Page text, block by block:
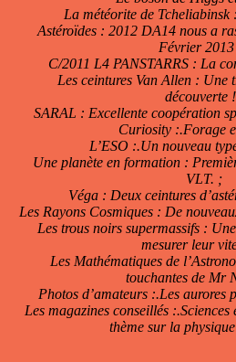
La météorite de Tcheliabinsk
Astéroïdes : 2012 DA14 nous a
Février
C/2011 L4 PANSTARRS : La
Les ceintures Van Allen : Une
découverte
SARAL : Excellente coopération
Curiosity :.Forage
L’ESO :.Un nouveau
Une planète en formation :
VLT. ;
Véga : Deux ceintures
Les Rayons Cosmiques : De
Les trous noirs supermassifs :
mesurer leur
Les Mathématiques de
touchantes de Mr
Photos d’amateurs :.Les aurores
Les magazines conseillés
thème sur la